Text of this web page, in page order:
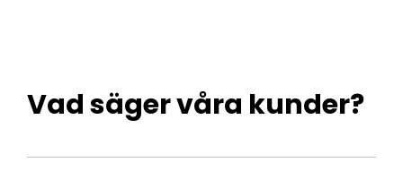
Vad säger våra kunder?